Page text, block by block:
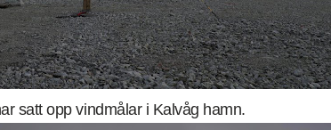
satt opp vindmålar i Kalvåg hamn.